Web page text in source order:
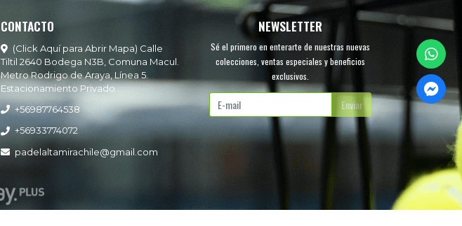
CONTACTO
(Click Aquí para Abrir Mapa) Calle
Tiltil 2640 Bodega N3B, Comuna Macul.
Metro Rodrigo de Araya, Línea 5.
Estacionamiento Privado
+56987764538
+56933774072
padelaltamirachile@gmail.com
NEWSLETTER
Sé el primero en enterarte de nuestras nuevas
colecciones, ventas especiales y beneficios
exclusivos.
Enviar